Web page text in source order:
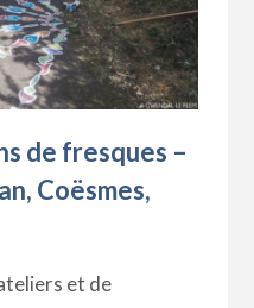
de fresques –
Coësmes,
et de